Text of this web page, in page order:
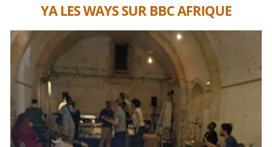
YA LES WAYS SUR BBC AFRIQUE